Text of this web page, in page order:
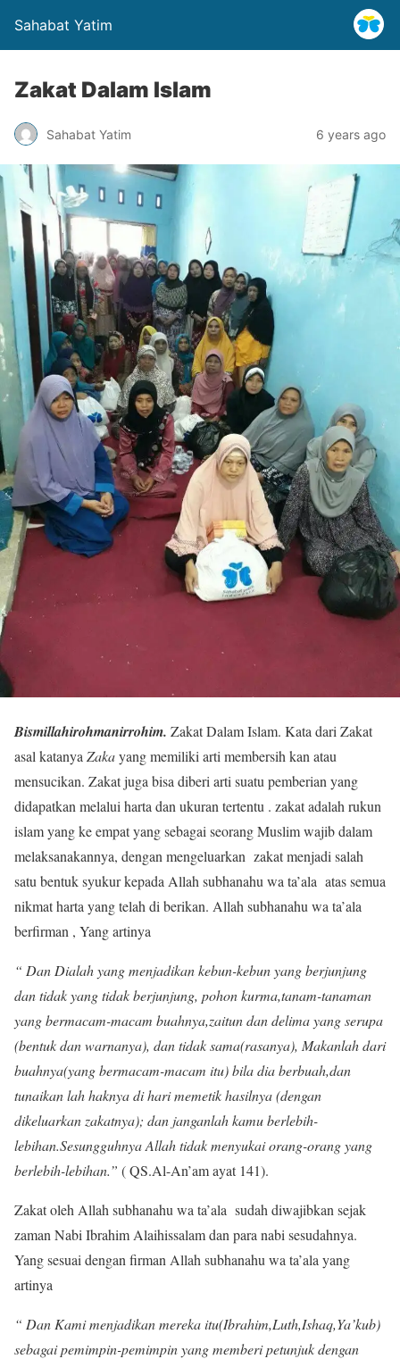
Sahabat Yatim
Zakat Dalam Islam
Sahabat Yatim 6 years ago
Bismillahirohmanirrohim. Zakat Dalam Islam. Kata dari Zakat
asal katanyaZakayang memiliki arti membersih kan atau
mensucikan. Zakat juga bisa diberi arti suatu pemberian yang
didapatkan melalui harta dan ukuran tertentu . zakat adalah rukun
islam yang ke empat yang sebagai seorang Muslim wajib dalam
melaksanakannya, dengan mengeluarkan zakat menjadi salah
satu bentuk syukur kepada Allah subhanahu wa ta’ala atas semua
nikmat harta yang telah di berikan. Allah subhanahu wa ta’ala
berfirman , Yang artinya
“ Dan Dialah yang menjadikan kebun-kebun yang berjunjung
dan tidak yang tidak berjunjung, pohon kurma,tanam-tanaman
yang bermacam-macam buahnya,zaitun dan delima yang serupa
(bentuk dan warnanya), dan tidak sama(rasanya), Makanlah dari
buahnya(yang bermacam-macam itu) bila dia berbuah,dan
tunaikan lah haknya di hari memetik hasilnya (dengan
dikeluarkan zakatnya); dan janganlah kamu berlebih-
lebihan.Sesungguhnya Allah tidak menyukai orang-orang yang
berlebih-lebihan.” ( QS.Al-An’am ayat 141).
Zakat oleh Allah subhanahu wa ta’ala sudah diwajibkan sejak
zaman Nabi Ibrahim Alaihissalam dan para nabi sesudahnya.
Yang sesuai dengan firman Allah subhanahu wa ta’ala yang
artinya
“ Dan Kami menjadikan mereka itu(Ibrahim,Luth,Ishaq,Ya’kub)
sebagai pemimpin-pemimpin yang memberi petunjuk dengan